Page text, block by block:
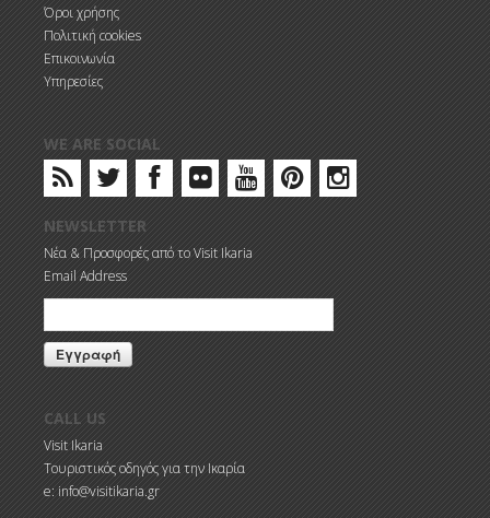
Όροι χρήσης
Πολιτική cookies
Επικοινωνία
Υπηρεσίες
WE ARE SOCIAL
NEWSLETTER
Νέα & Προσφορές από το Visit Ikaria
Email Address
CALL US
Visit Ikaria
Τουριστικός οδηγός για την Ικαρία
e: info@visitikaria.gr